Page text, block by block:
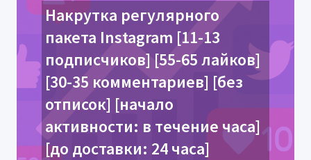
Накрутка регулярного
пакета Instagram [11-13
подписчиков] [55-65 лайков]
[30-35 комментариев] [без
отписок] [начало
активности: в течение часа]
[до доставки: 24 часа]